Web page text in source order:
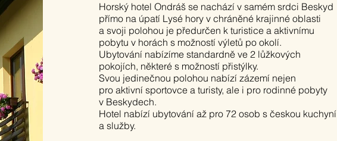
Horský hotel Ondráš se nachází v samém srdci Beskyd
přímo na úpatí Lysé hory v chráněné krajinné oblasti
a svoji polohou je předurčen k turistice a aktivnímu
pobytu v horáchs možností výletů po okolí.
Ubytování nabízíme standardně ve 2 lůžkových
pokojích, některé s možností přistýlky.
Svou jedinečnou polohou nabízí zázemí nejen
pro aktivní sportovce a turisty, ale i pro rodinné pobyty
v Beskydech.
Hotel nabízí ubytování až pro 72 osob s českou kuchyní
a služby.